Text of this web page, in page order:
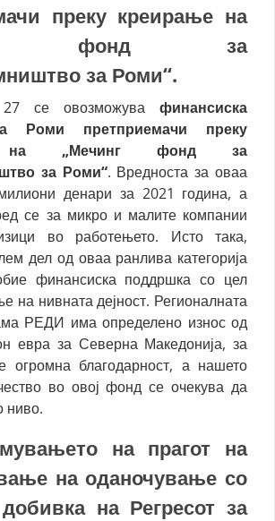
преку креирање на
фонд за
за Роми“.
се овозможува финансиска
Роми претприемачи преку
на „Мечинг фонд за
за Роми“. Вредноста за оваа
денари за 2021 година, а
се за микро и малите компании
во работењето. Исто така,
дел од оваа ранлива категорија
финансиска поддршка со цел
на нивната дејност. Регионалната
РЕДИ има определено износ од
евра за Северна Македонија, за
огромна благодарност, а нашето
во овој фонд се очекува да
ниво.
на прагот на
на оданочување со
на Регресот за